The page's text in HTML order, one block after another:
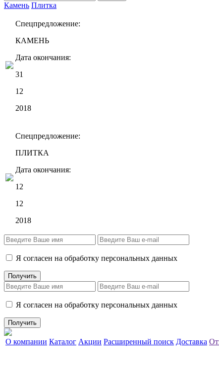
Камень Плитка
Спецпредложение:
КАМЕНЬ
Дата окончания:
31
12
2018
Спецпредложение:
ПЛИТКА
Дата окончания:
12
12
2018
Я согласен на обработку персональных данных
Я согласен на обработку персональных данных
О компании Каталог Акции Расширенный поиск Доставка